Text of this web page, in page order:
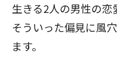
生きる2人の男性の恋
そういった偏見に風
ます。